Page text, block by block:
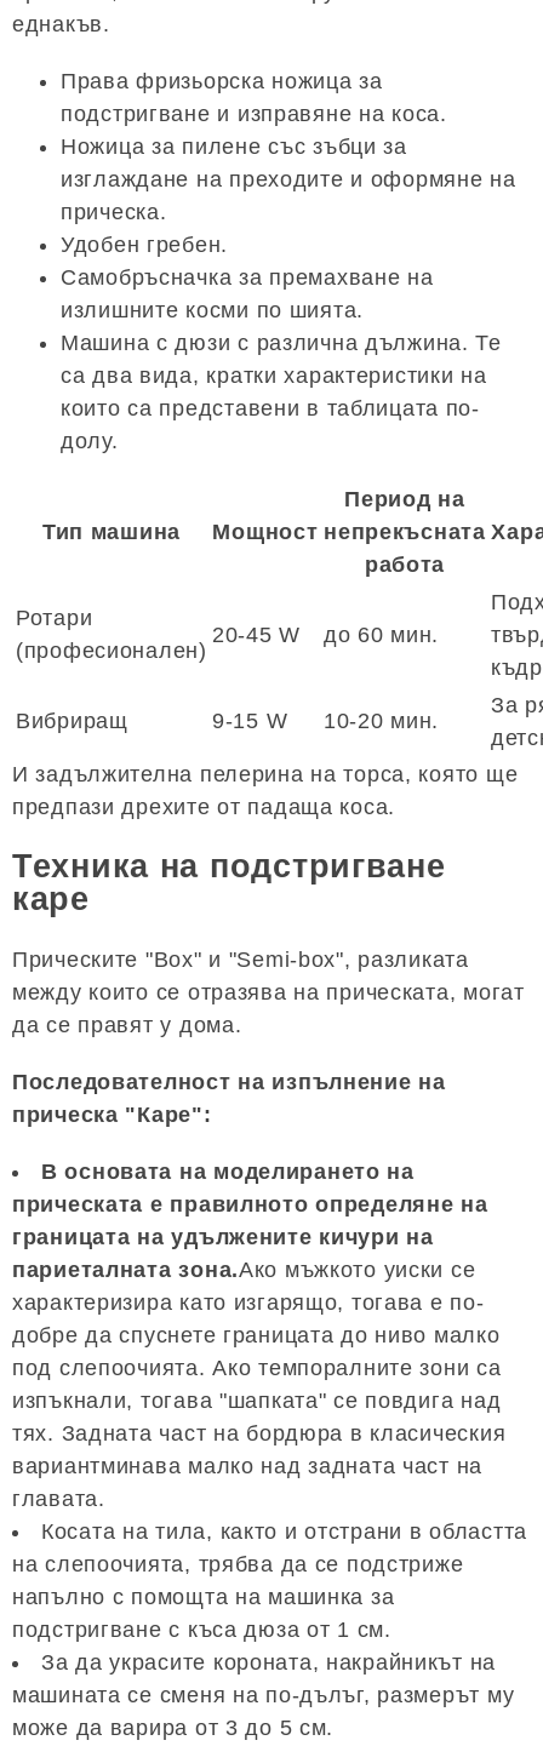
еднакъв.
Права фризьорска ножица за
подстригване и изправяне на коса.
Ножица за пилене със зъбци за
изглаждане на преходите и оформяне на
прическа.
Удобен гребен.
Самобръсначка за премахване на
излишните косми по шията.
Машина с дюзи с различна дължина. Те
са два вида, кратки характеристики на
които са представени в таблицата по-
долу.
Тип машина Мощност
Период на
непрекъсната
работа
Ротари
(професионален)
20-45 W до 60 мин.
Вибриращ 9-15 W 10-20 мин.
За
И задължителна пелерина на торса, която ще
предпази дрехите от падаща коса.
Техника на подстригване
каре
Прическите "Box" и "Semi-box", разликата
между които се отразява на прическата, могат
да се правят у дома.
Последователност на изпълнение на
прическа "Каре":
В основата на моделирането на
прическата е правилното определяне на
границата на удължените кичури на
париеталната зона.Ако мъжкото уиски се
характеризира като изгарящо, тогава е по-
добре да спуснете границата до ниво малко
под слепоочията. Ако темпоралните зони са
изпъкнали, тогава "шапката" се повдига над
тях. Задната част на бордюра в класическия
вариантминава малко над задната част на
главата.
Косата на тила, както и отстрани в областта
на слепоочията, трябва да се подстриже
напълно с помощта на машинка за
подстригване с къса дюза от 1 см.
За да украсите короната, накрайникът на
машината се сменя на по-дълъг, размерът му
може да варира от 3 до 5 см.